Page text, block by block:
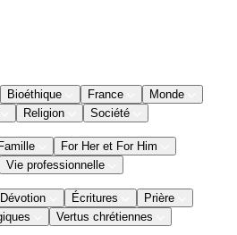
Bioéthique France
Monde
Religion Société
Famille
For Her et For Him
Vie professionnelle
Dévotion Écritures
Prière
Vertus chrétiennes